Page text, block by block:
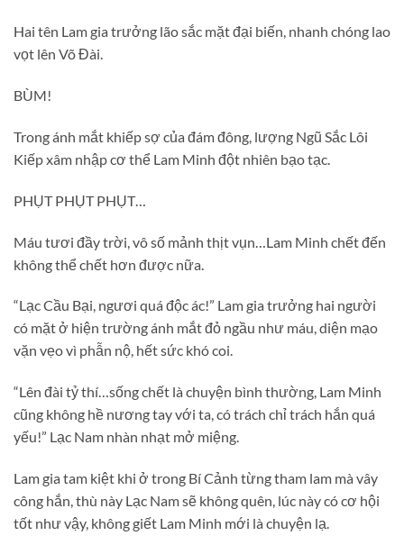
Hai tên Lam gia trưởng lão sắc mặt đại biến, nhanh chóng lao
vọt lên Võ Đài.
BÙM!
Trong ánh mắt khiếp sợ của đám đông, lượng Ngũ Sắc Lôi
Kiếp xâm nhập cơ thể Lam Minh đột nhiên bạo tạc.
PHỤT PHỤT PHỤT…
Máu tươi đầy trời, vô số mảnh thịt vụn…Lam Minh chết đến
không thể chết hơn được nữa.
“Lạc Cầu Bại, ngươi quá độc ác!” Lam gia trưởng hai người
có mặt ở hiện trường ánh mắt đỏ ngầu như máu, diện mạo
vặn vẹo vì phẫn nộ, hết sức khó coi.
“Lên đài tỷ thí…sống chết là chuyện bình thường, Lam Minh
cũng không hề nương tay với ta, có trách chỉ trách hắn quá
yếu!” Lạc Nam nhàn nhạt mở miệng.
Lam gia tam kiệt khi ở trong Bí Cảnh từng tham lam mà vây
công hắn, thù này Lạc Nam sẽ không quên, lúc này có cơ hội
tốt như vậy, không giết Lam Minh mới là chuyện lạ.